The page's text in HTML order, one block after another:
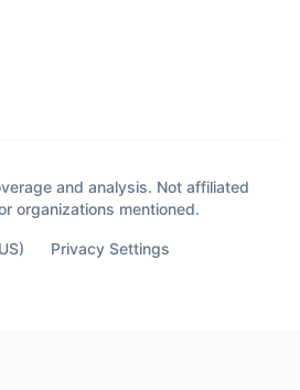
and analysis. Not affiliated
organizations mentioned.
Privacy Settings